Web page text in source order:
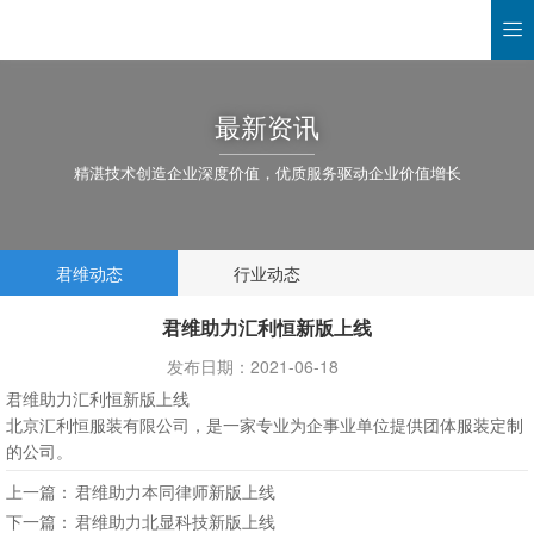

最新资讯
精湛技术创造企业深度价值，优质服务驱动企业价值增长
君维动态 行业动态
君维助力汇利恒新版上线
发布日期：2021-06-18
君维助力汇利恒新版上线
北京汇利恒服装有限公司，是一家专业为企事业单位提供团体服装定制
的公司。
上一篇： 君维助力本同律师新版上线
下一篇： 君维助力北显科技新版上线